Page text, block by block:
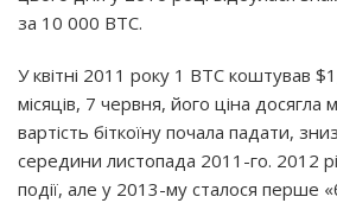
за 10 000 BTC.
У квітні 2011 року 1 BTC коштував
місяців, 7 червня, його ціна
вартість біткоїну почала падати,
середини листопада 2011-го. 2012
події, але у 2013-му сталося перше